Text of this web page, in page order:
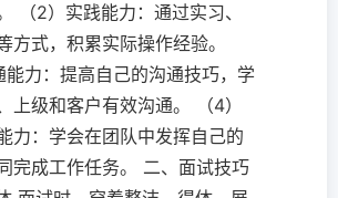
（2）实践能力：通过实习、
方式，积累实际操作经验。
能力：提高自己的沟通技巧，学
上级和客户有效沟通。 （4）
力：学会在团队中发挥自己的
完成工作任务。 二、面试技巧